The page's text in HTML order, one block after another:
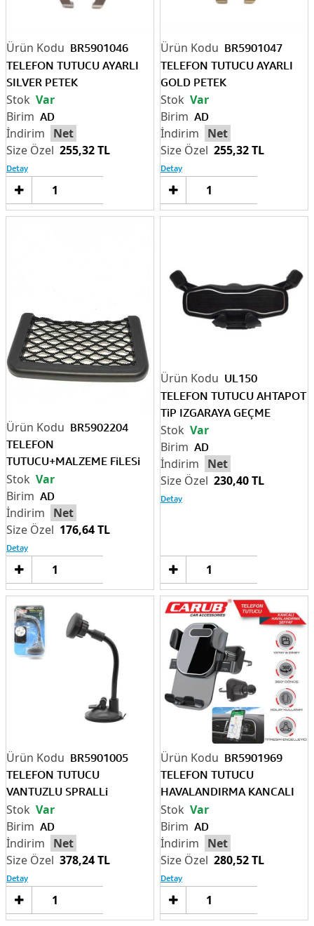
BR5901046
TELEFON TUTUCU AYARLI
SILVER PETEK
AD
Net
255,32 TL
Var
Detay
Sepete
BR5901047
TELEFON TUTUCU AYARLI
GOLD PETEK
AD
Net
255,32 TL
Var
Detay
BR5902204
TELEFON
TUTUCU+MALZEME FiLESi
19X8CM
AD
Net
176,64 TL
Var
Detay
Sepete
UL150
TELEFON TUTUCU AHTAPOT
TiP IZGARAYA GEÇME
AD
Net
230,40 TL
Var
Detay
BR5901005
TELEFON TUTUCU
VANTUZLU SPRALLi
MIKNATISLI
AD
Net
378,24 TL
Var
Detay
Sepete
BR5901969
TELEFON TUTUCU
HAVALANDIRMA KANCALI
SEFFAF
AD
Net
280,52 TL
Var
Detay